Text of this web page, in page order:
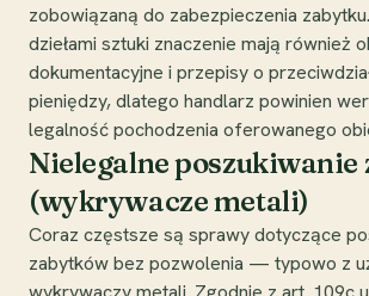
zobowiązaną do zabezpieczenia
dziełami sztuki znaczenie mają również
dokumentacyjne i przepisy o
pieniędzy, dlatego handlarz powinien
legalność pochodzenia oferowanego
Nielegalne
(wykrywacze metali)
Coraz częstsze są sprawy dotyczące
zabytków bez pozwolenia — typowo z